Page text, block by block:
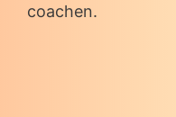
coachen.